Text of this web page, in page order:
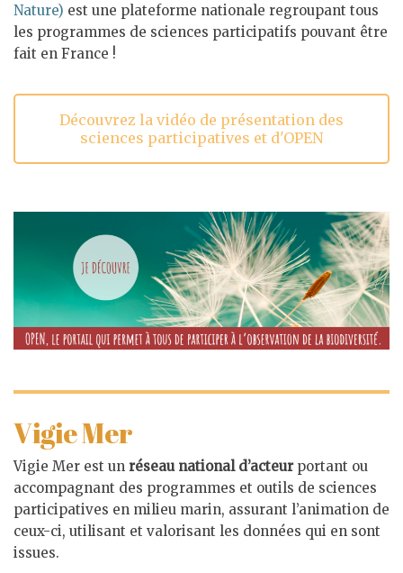
Nature) est une plateforme nationale regroupant tous
les programmes de sciences participatifs pouvant être
fait en France !
Découvrez la vidéo de présentation des
sciences participatives et d'OPEN
Vigie Mer
Vigie Mer est un réseau national d’acteurportant ou
accompagnant des programmes et outils de sciences
participatives en milieu marin, assurant l’animation de
ceux-ci, utilisant et valorisant les données qui en sont
issues.